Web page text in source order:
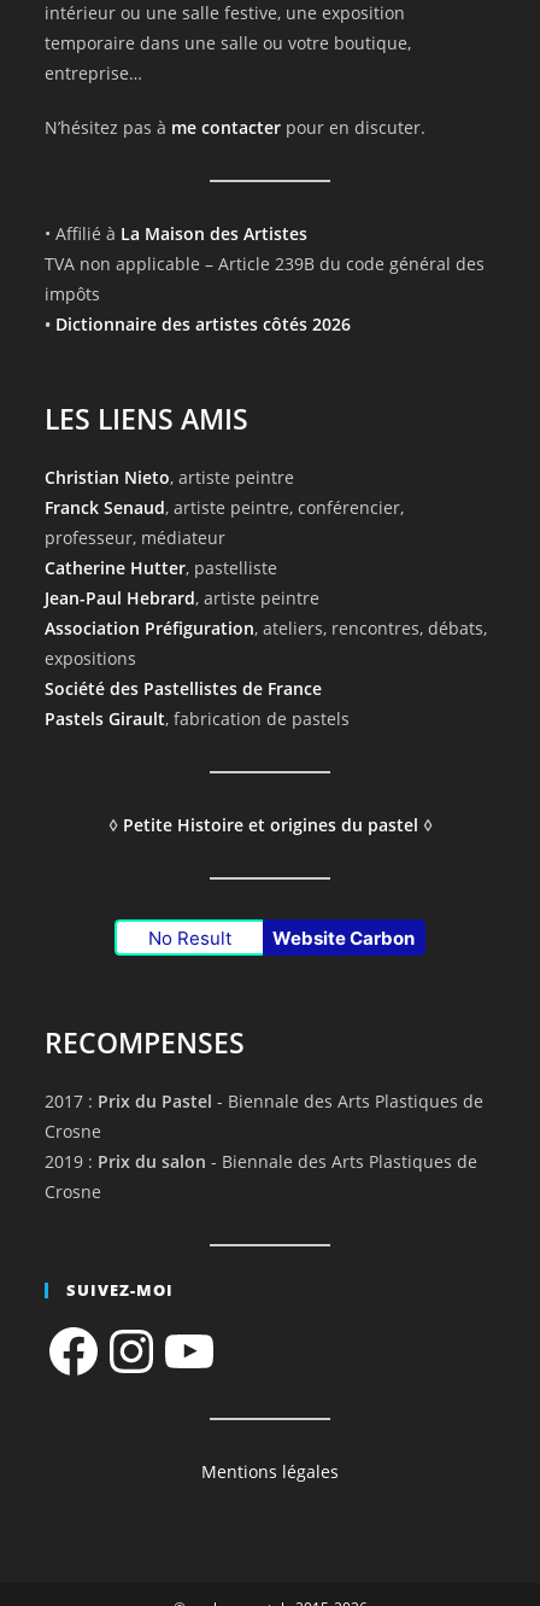
intérieur ou une salle festive, une exposition
temporaire dans une salle ou votre boutique,
entreprise…
N’hésitez pas à me contacter pour en discuter.
• Affilié à La Maison des Artistes
TVA non applicable – Article 239B du code général des
impôts
• Dictionnaire des artistes côtés 2026
LES LIENS AMIS
Christian Nieto, artiste peintre
Franck Senaud, artiste peintre, conférencier,
professeur, médiateur
Catherine Hutter, pastelliste
Jean-Paul Hebrard, artiste peintre
Association Préfiguration, ateliers, rencontres, débats,
expositions
Société des Pastellistes de France
Pastels Girault, fabrication de pastels
◊ Petite Histoire et origines du pastel ◊
No Result Website Carbon
RECOMPENSES
2017 : Prix du Pastel - Biennale des Arts Plastiques de
Crosne
2019 : Prix du salon - Biennale des Arts Plastiques de
Crosne
SUIVEZ-MOI
FacebookInstagramYouTube
Mentions légales